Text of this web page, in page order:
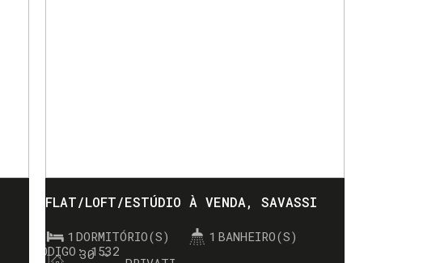
1532
FLAT/LOFT/ESTÚDIO À VENDA, SAVASSI
1 DORMITÓRIO(S) 1 BANHEIRO(S)
30 ~